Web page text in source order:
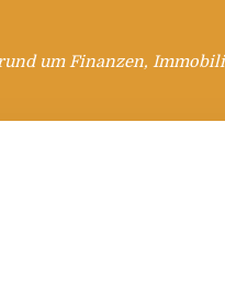
um Finanzen,